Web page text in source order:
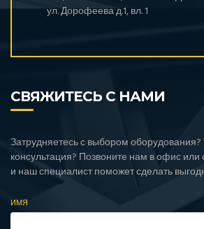
ул. Дорофеева д.1, вл. 1
СВЯЖИТЕСЬ С НАМИ
Затрудняетесь с выбором оборудования?
консультация? Позвоните нам в офис
и наш специалист поможет сделать
ИМЯ